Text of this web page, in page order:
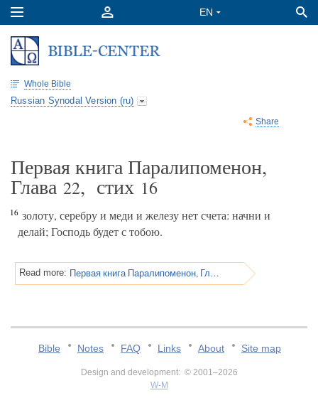
Whole Bible
Russian Synodal Version (ru)
Share
Первая книга Паралипоменон,
Глава 22, стих 16
16 золоту, серебру и меди и железу нет счета: начни и
делай; Господь будет с тобою.
Read more: Первая книга Паралипоменон, Глава 22
Bible Notes FAQ Links About Site map
Design and development: © 2001–2026
W-M